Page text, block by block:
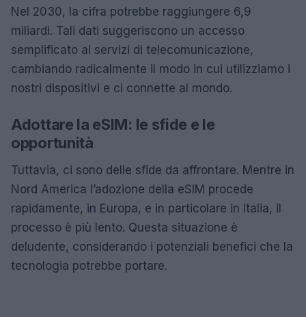
Nel 2030, la cifra potrebbe raggiungere 6,9
miliardi. Tali dati suggeriscono un accesso
semplificato ai servizi di telecomunicazione,
cambiando radicalmente il modo in cui utilizziamo i
nostri dispositivi e ci connette al mondo.
Adottare la eSIM: le sfide e le
opportunità
Tuttavia, ci sono delle sfide da affrontare. Mentre in
Nord America l’adozione della eSIM procede
rapidamente, in Europa, e in particolare in Italia, il
processo è più lento. Questa situazione è
deludente, considerando i potenziali benefici che la
tecnologia potrebbe portare.